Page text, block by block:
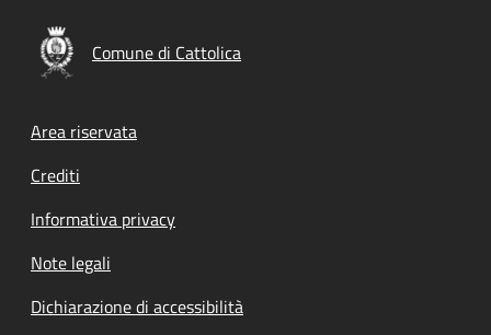
Comune di Cattolica
Footer menu
Area riservata
Crediti
Informativa privacy
Note legali
Dichiarazione di accessibilità